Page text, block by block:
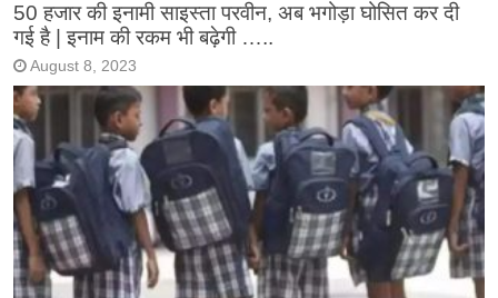
50 हजार की इनामी साइस्ता परवीन, अब भगोड़ा घोसित कर दी
गई है | इनाम की रकम भी बढ़ेगी …..
August 8, 2023